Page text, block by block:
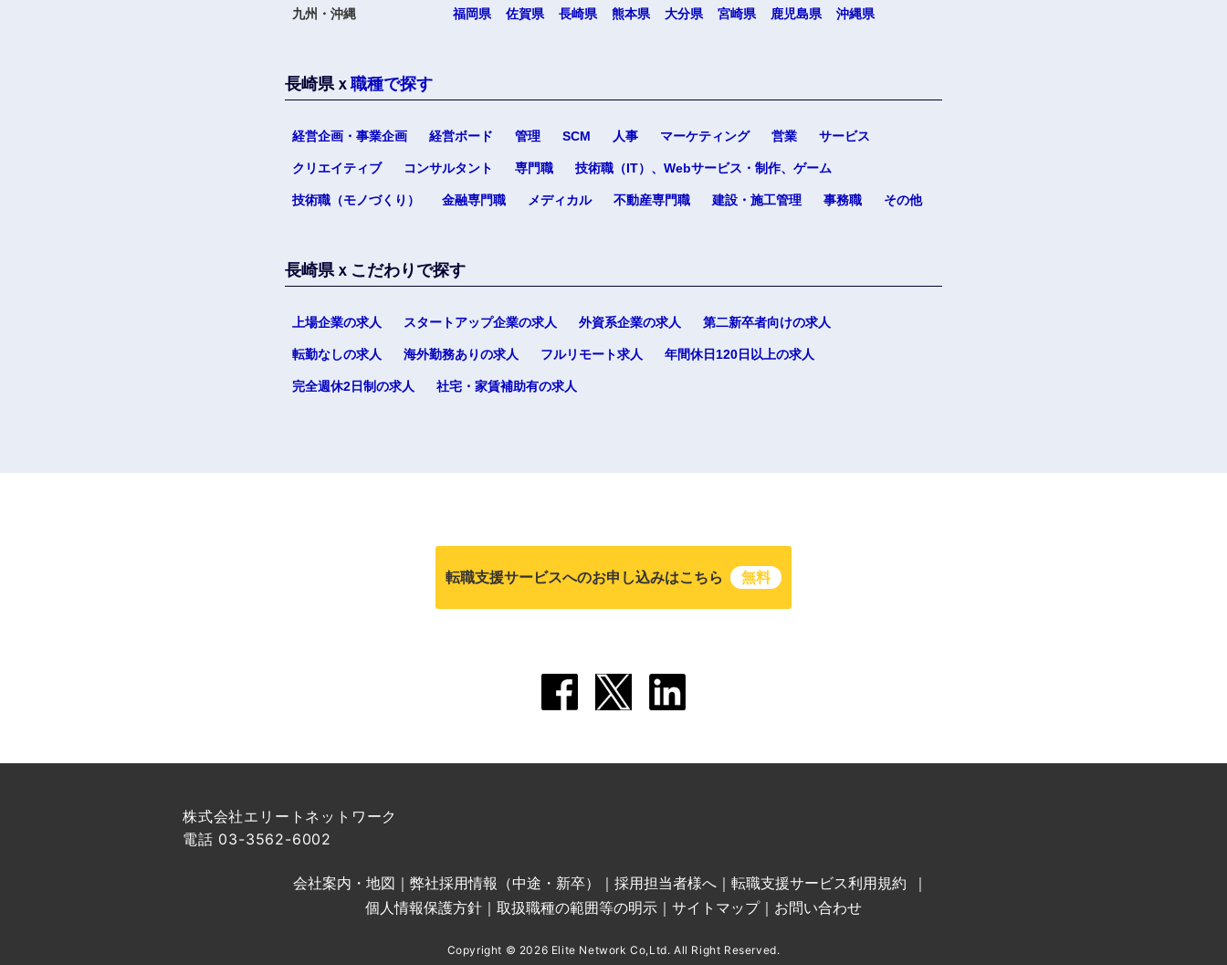
選択する
選択する
選択する
大分県 宮崎県
選択する
九州・沖縄 福岡県 佐賀県 長崎県 熊本県 大分県 宮崎県 鹿児島県 沖縄県
長崎県ｘ 職種で探す
経営企画・事業企画 経営ボード 管理 SCM 人事 マーケティング 営業 サービス
クリエイティブ コンサルタント 専門職 技術職（IT）、Webサービス・制作、ゲーム
技術職（モノづくり） 金融専門職 メディカル 不動産専門職 建設・施工管理 事務職 その他
長崎県ｘこだわりで探す
上場企業の求人 スタートアップ企業の求人 外資系企業の求人 第二新卒者向けの求人
転勤なしの求人 海外勤務ありの求人 フルリモート求人 年間休日120日以上の求人
完全週休2日制の求人 社宅・家賃補助有の求人
転職支援サービスへのお申し込みはこちら 無料
株式会社エリートネットワーク
電話 03-3562-6002
会社案内・地図 ｜ 弊社採用情報（中途・新卒） ｜ 採用担当者様へ ｜ 転職支援サービス利用規約
個人情報保護方針 ｜ 取扱職種の範囲等の明示 ｜ サイトマップ｜ お問い合わせ
Copyright © 2026 Elite Network Co,Ltd. All Right Reserved.